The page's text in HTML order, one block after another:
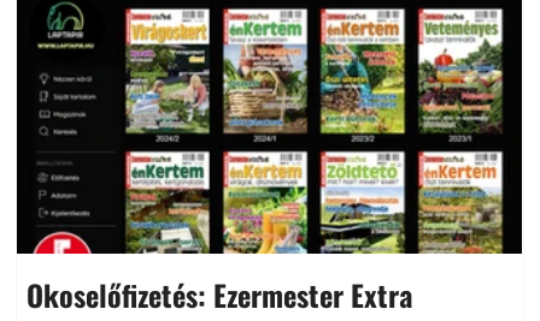
Okoselőfizetés: Ezermester Extra